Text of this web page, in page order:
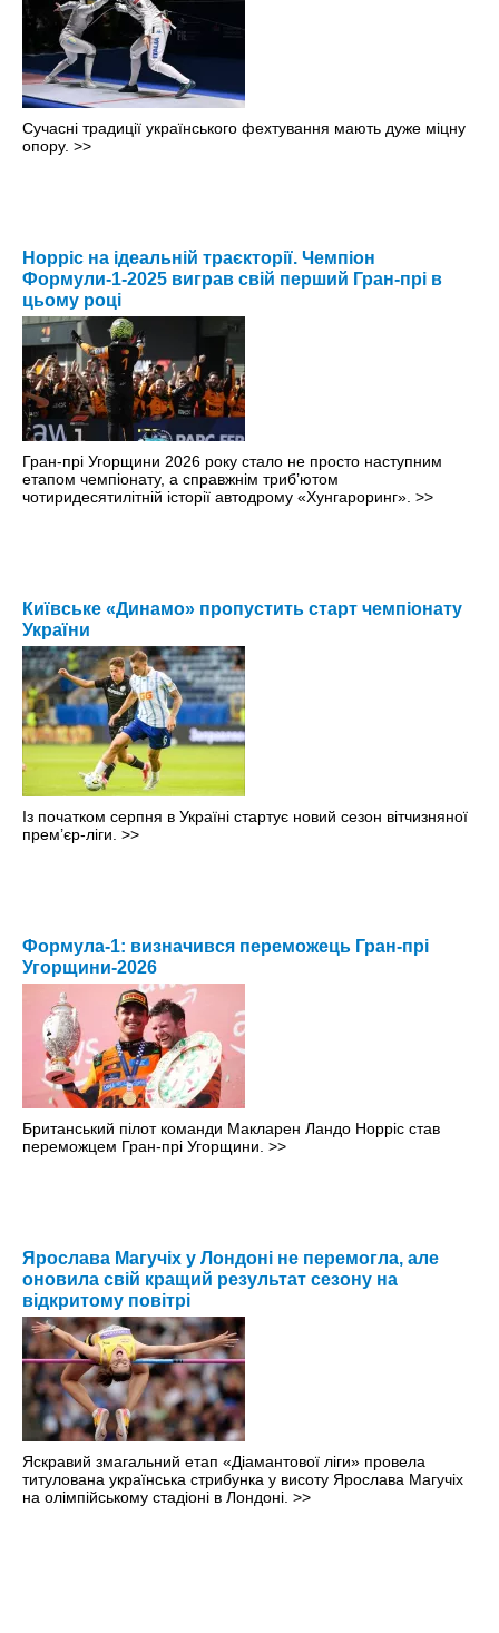
Сучасні традиції українського фехтування мають дуже міцну
опору. >>
Норріс на ідеальній траєкторії. Чемпіон
Формули-1-2025 виграв свій перший Гран-прі в
цьому році
Гран-прі Угорщини 2026 року стало не просто наступним
етапом чемпіонату, а справжнім триб’ютом
чотиридесятилітній історії автодрому «Хунгароринг». >>
Київське «Динамо» пропустить старт чемпіонату
України
Із початком серпня в Україні стартує новий сезон вітчизняної
прем’єр-ліги. >>
Формула-1: визначився переможець Гран-прі
Угорщини-2026
Британський пілот команди Макларен Ландо Норріс став
переможцем Гран-прі Угорщини. >>
Ярослава Магучіх у Лондоні не перемогла, але
оновила свій кращий результат сезону на
відкритому повітрі
Яскравий змагальний етап «Діамантової ліги» провела
титулована українська стрибунка у висоту Ярослава Магучіх
на олімпійському стадіоні в Лондоні. >>